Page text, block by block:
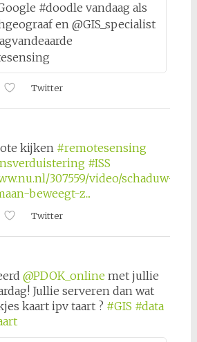
#doodle vandaag als
en @GIS_specialist
Twitter
kijken #remotesensing
#ISS
307559/video/schaduw-
beweegt-z...
Twitter
@PDOK_online met jullie
Jullie serveren dan wat
kaart ipv taart ? #GIS #data